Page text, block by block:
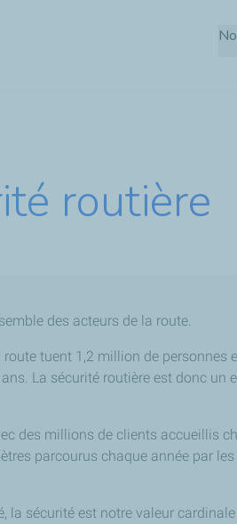
routière
des acteurs de la route.
tuent 1,2 million de personnes
La sécurité routière est donc un
des millions de clients accueillis
parcourus chaque année par
la sécurité est notre valeur